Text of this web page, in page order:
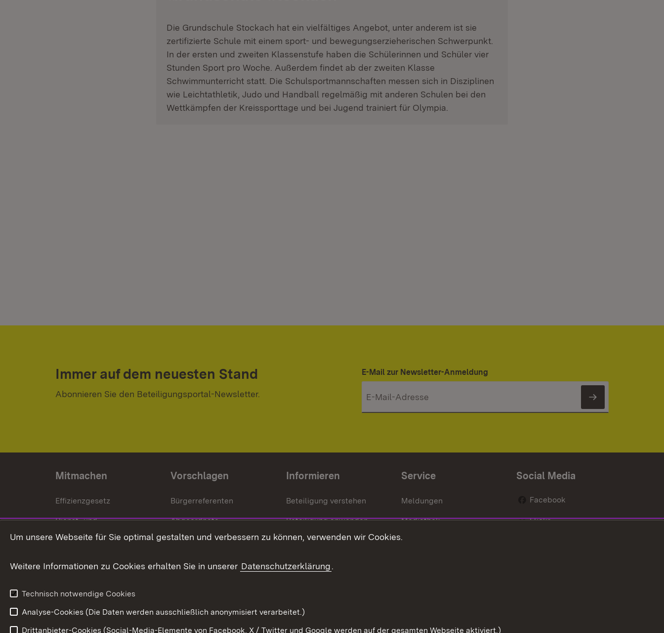
Die Grundschule Stockach hat ein vielfältiges Angebot, unter anderem ist sie
zertifizierte Schule mit einem sport- und bewegungserzieherischen Schwerpunkt.
In der ersten und zweiten Klassenstufe haben die Schülerinnen und Schüler vier
Stunden Sport pro Woche. Außerdem findet ab der zweiten Klasse
Schwimmunterricht statt. Die Schulsportmannschaften messen sich in Disziplinen
wie Leichtathletik, Judo und Handball regelmäßig mit anderen Schulen bei den
Wettkämpfen der Kreissporttage und bei Jugend trainiert für Olympia.
Immer auf dem neuesten Stand
Abonnieren Sie den Beteiligungsportal-Newsletter.
E-Mail zur Newsletter-Anmeldung
Newsletter
Mitmachen
Effizienzgesetz
Dienst- und
Versorgungsbezüge
Weitere
Vorschlagen
Bürgerreferenten
Abgeordnete
Bürgerbeauftragte
Informieren
Beteiligung verstehen
Beteiligung anwenden
Beteiligung stärken
Service
Meldungen
Mediathek
Publikationen
Social Media
Facebook
Flickr
Um unsere Webseite für Sie optimal gestalten und verbessern zu können, verwenden wir Cookies.
Weitere Informationen zu Cookies erhalten Sie in unserer Datenschutzerklärung.
Technisch notwendige Cookies
Analyse-Cookies (Die Daten werden ausschließlich anonymisiert verarbeitet.)
Drittanbieter-Cookies (Social-Media-Elemente von Facebook, X / Twitter und Google werden auf der gesamten Webseite aktiviert.)